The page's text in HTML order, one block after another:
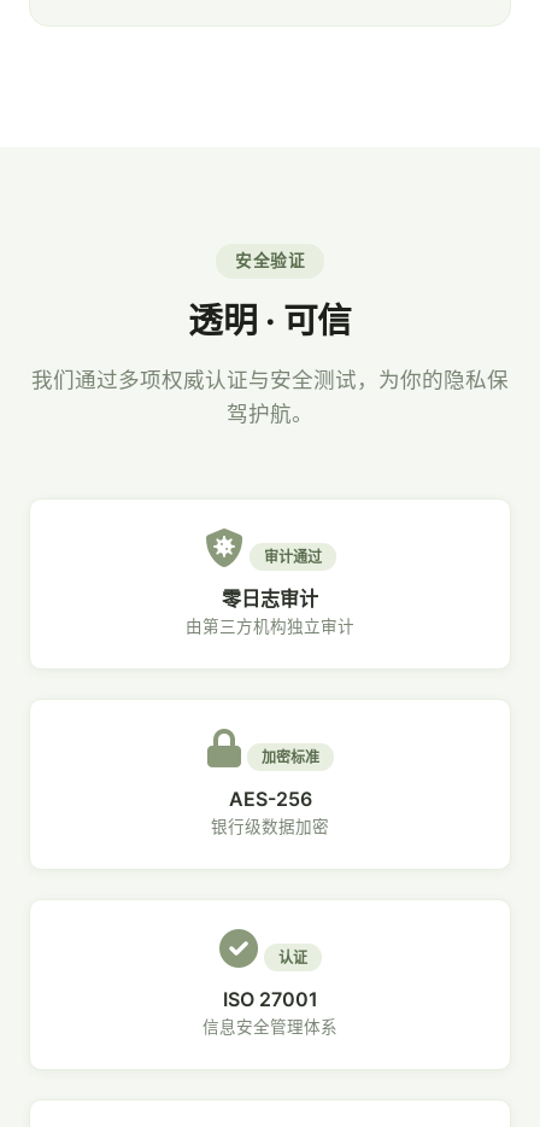
安全验证
透明 · 可信
我们通过多项权威认证与安全测试，为你的隐私保
驾护航。
审计通过
零日志审计
由第三方机构独立审计
加密标准
AES-256
银行级数据加密
认证
ISO 27001
信息安全管理体系